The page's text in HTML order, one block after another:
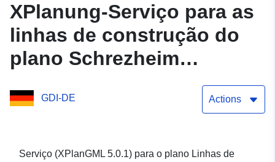
XPlanung-Serviço para as
linhas de construção do
plano Schrezheim
Rotenbach Am Ortsweg
n.o 3 e n.o 4 (XPlanGML
GDI-DE Actions
Serviço (XPlanGML 5.0.1) para o plano Linhas de